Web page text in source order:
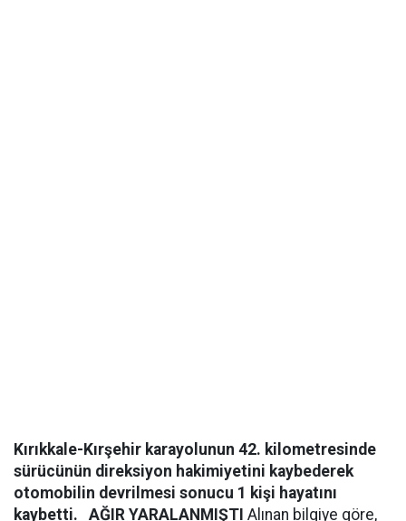
Kırıkkale-Kırşehir karayolunun 42. kilometresinde
sürücünün direksiyon hakimiyetini kaybederek
otomobilin devrilmesi sonucu 1 kişi hayatını
kaybetti.
AĞIR YARALANMIŞTI Alınan bilgiye göre,